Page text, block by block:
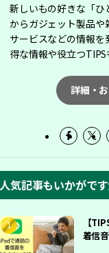
新しいもの好きな「ひ
からガジェット製品や
サービスなどの情報を
得な情報や役立つTIPS
詳細・
人気記事もいかがです
【
着信